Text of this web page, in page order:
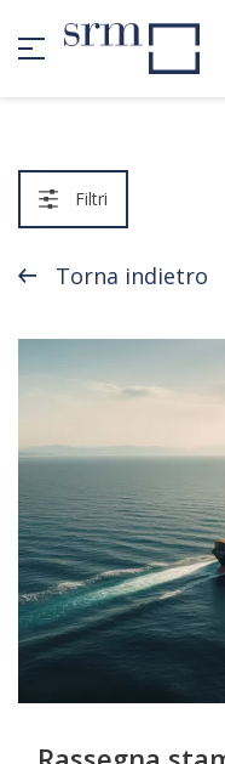
Filtri
Torna indietro